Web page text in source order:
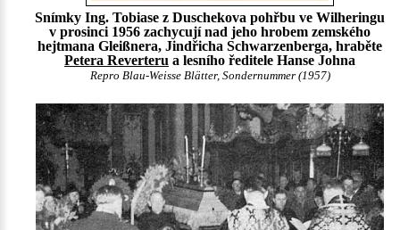
Snímky Ing. Tobiase z Duschekova pohřbu ve Wilheringu
v prosinci 1956 zachycují nad jeho hrobem zemského
hejtmana Gleißnera, Jindřicha Schwarzenberga, hraběte
Petera Reverteru a lesního ředitele Hanse Johna
Repro Blau-Weisse Blätter, Sondernummer (1957)